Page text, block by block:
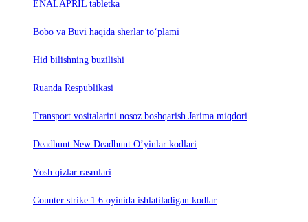
ENALAPRIL tabletka
Bobo va Buvi haqida sherlar to‘plami
Hid bilishning buzilishi
Ruanda Respublikasi
Trаnsport vositаlаrini nosoz boshqаrish Jаrimа miqdori
Deadhunt New Deadhunt O’yinlar kodlari
Yosh qizlar rasmlari
Counter strike 1.6 oyinida ishlatiladigan kodlar